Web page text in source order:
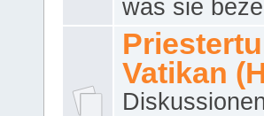
was sie
Vatikan